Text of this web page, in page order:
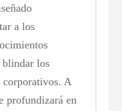
a los
blindar los
A
profundizará en